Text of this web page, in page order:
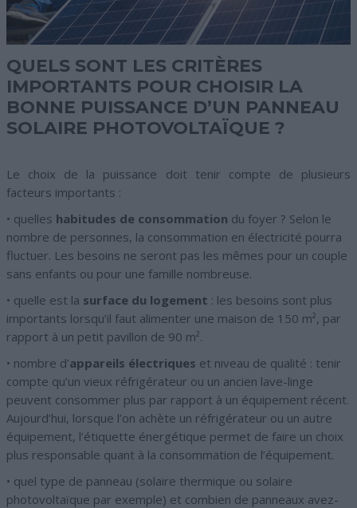
QUELS SONT LES CRITÈRES
IMPORTANTS POUR CHOISIR LA
BONNE PUISSANCE D’UN PANNEAU
SOLAIRE PHOTOVOLTAÏQUE ?
Le choix de la puissance doit tenir compte de plusieurs
facteurs importants :
• quelles habitudes de consommation du foyer ? Selon le
nombre de personnes, la consommation en électricité pourra
fluctuer. Les besoins ne seront pas les mêmes pour un couple
sans enfants ou pour une famille nombreuse.
• quelle est la surface du logement : les besoins sont plus
importants lorsqu’il faut alimenter une maison de 150 m², par
rapport à un petit pavillon de 90 m².
• nombre d’appareils électriques et niveau de qualité : tenir
compte qu’un vieux réfrigérateur ou un ancien lave-linge
peuvent consommer plus par rapport à un équipement récent.
Aujourd’hui, lorsque l’on achète un réfrigérateur ou un autre
équipement, l’étiquette énergétique permet de faire un choix
plus responsable quant à la consommation de l’équipement.
• quel type de panneau (solaire thermique ou solaire
photovoltaïque par exemple) et combien de panneaux avez-